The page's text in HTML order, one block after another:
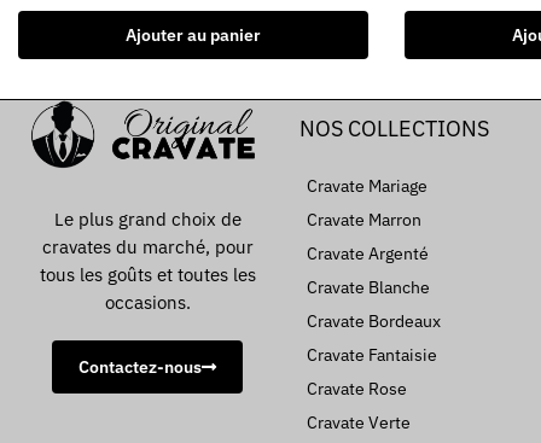
Ajouter au panier
Le plus grand choix de
cravates du marché, pour
tous les goûts et toutes les
occasions.
Contactez-nous
NOS COLLECTIONS
Cravate Mariage
Cravate Marron
Cravate Argenté
Cravate Blanche
Cravate Bordeaux
Cravate Fantaisie
Cravate Rose
Cravate Verte